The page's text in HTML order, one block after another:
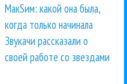
МакSим: какой она была,
когда только начинала
Звукачи рассказали о
своей работе со звездами